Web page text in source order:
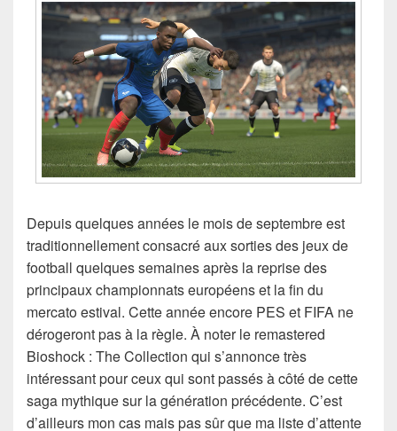
Depuis quelques années le mois de septembre est
traditionnellement consacré aux sorties des jeux de
football quelques semaines après la reprise des
principaux championnats européens et la fin du
mercato estival. Cette année encore PES et FIFA ne
dérogeront pas à la règle. À noter le remastered
Bioshock : The Collection qui s’annonce très
intéressant pour ceux qui sont passés à côté de cette
saga mythique sur la génération précédente. C’est
d’ailleurs mon cas mais pas sûr que ma liste d’attente